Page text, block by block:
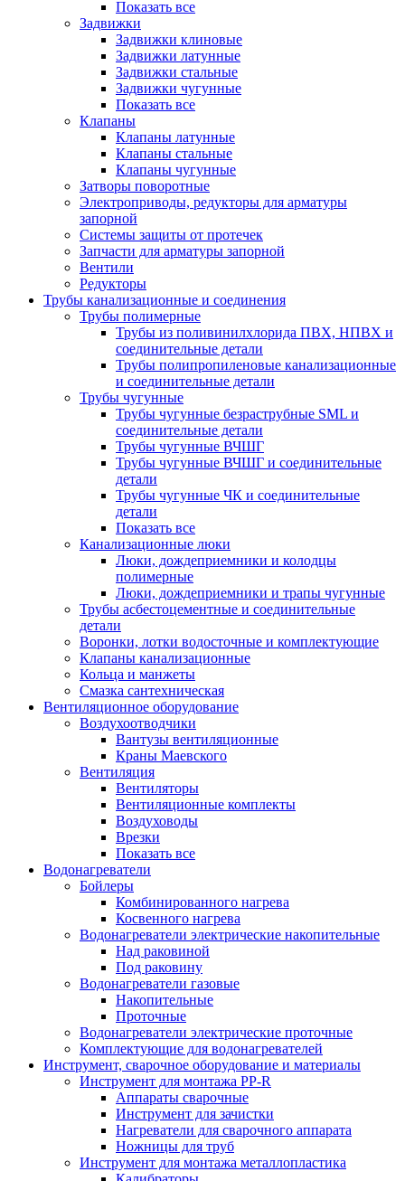
Показать все
Задвижки
Задвижки клиновые
Задвижки латунные
Задвижки стальные
Задвижки чугунные
Показать все
Клапаны
Клапаны латунные
Клапаны стальные
Клапаны чугунные
Затворы поворотные
Электроприводы, редукторы для арматуры
запорной
Системы защиты от протечек
Запчасти для арматуры запорной
Вентили
Редукторы
Трубы канализационные и соединения
Трубы полимерные
Трубы из поливинилхлорида ПВХ, НПВХ и
соединительные детали
Трубы полипропиленовые канализационные
и соединительные детали
Трубы чугунные
Трубы чугунные безраструбные SML и
соединительные детали
Трубы чугунные ВЧШГ
Трубы чугунные ВЧШГ и соединительные
детали
Трубы чугунные ЧК и соединительные
детали
Показать все
Канализационные люки
Люки, дождеприемники и колодцы
полимерные
Люки, дождеприемники и трапы чугунные
Трубы асбестоцементные и соединительные
детали
Воронки, лотки водосточные и комплектующие
Клапаны канализационные
Кольца и манжеты
Смазка сантехническая
Вентиляционное оборудование
Воздухоотводчики
Вантузы вентиляционные
Краны Маевского
Вентиляция
Вентиляторы
Вентиляционные комплекты
Воздуховоды
Врезки
Показать все
Водонагреватели
Бойлеры
Комбинированного нагрева
Косвенного нагрева
Водонагреватели электрические накопительные
Над раковиной
Под раковину
Водонагреватели газовые
Накопительные
Проточные
Водонагреватели электрические проточные
Комплектующие для водонагревателей
Инструмент, сварочное оборудование и материалы
Инструмент для монтажа PP-R
Аппараты сварочные
Инструмент для зачистки
Нагреватели для сварочного аппарата
Ножницы для труб
Инструмент для монтажа металлопластика